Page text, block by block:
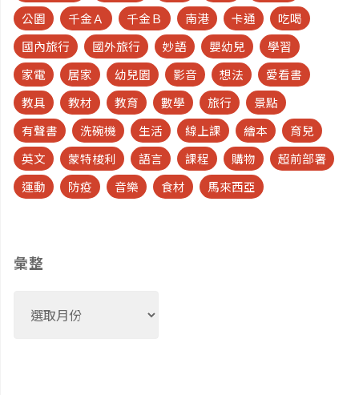
公園
千金Ａ 千金Ｂ 南港 卡通
吃喝
國內旅行
國外旅行 妙語 嬰幼兒
學習
家電
居家 幼兒園 影音 想法
愛看書
教具
教材 教育 數學 旅行
景點
有聲書
洗碗機 生活 線上課 繪本
育兒
英文
蒙特梭利 語言 課程 購物
超前部署
運動
防疫 音樂 食材 馬來西亞
彙整